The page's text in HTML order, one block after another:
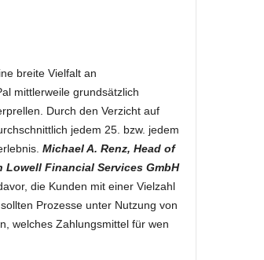
breite Vielfalt an
mittlerweile grundsätzlich
Durch den Verzicht auf
jedem 25. bzw. jedem
Michael A. Renz, Head of
Lowell Financial Services GmbH
die Kunden mit einer Vielzahl
Prozesse unter Nutzung von
welches Zahlungsmittel für wen